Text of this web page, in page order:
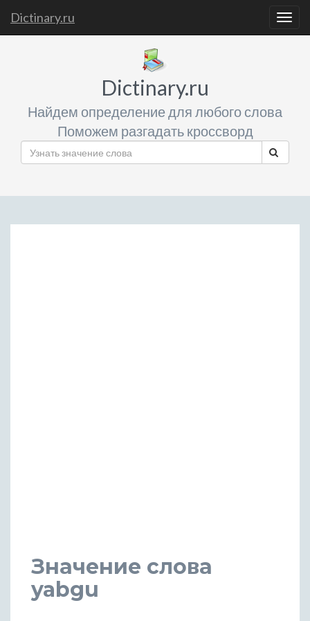
Dictinary.ru
Dictinary.ru
Найдем определение для любого слова
Поможем разгадать кроссворд
Значение слова
yabgu